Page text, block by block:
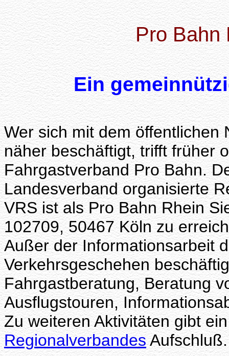
Pro Bahn
Ein
Wer sich mit dem öffentlichen
näher beschäftigt, trifft früher
Fahrgastverband Pro Bahn.
Landesverband organisierte
VRS ist als Pro Bahn Rhein
102709, 50467 Köln zu
Außer der Informationsarbeit
Verkehrsgeschehen
Fahrgastberatung, Beratung
Ausflugstouren,
Zu weiteren Aktivitäten gibt
RegionalverbandesAufschluß.